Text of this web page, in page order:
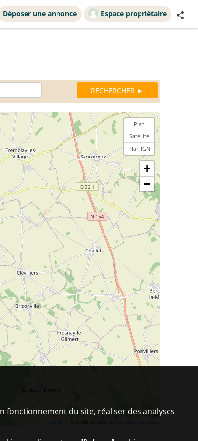
Déposer une annonce Espace propriétaire
Plan
Satellite
Plan IGN
+
−
Leaflet OpenStreetMap
fonctionnement du site, réaliser des analyses